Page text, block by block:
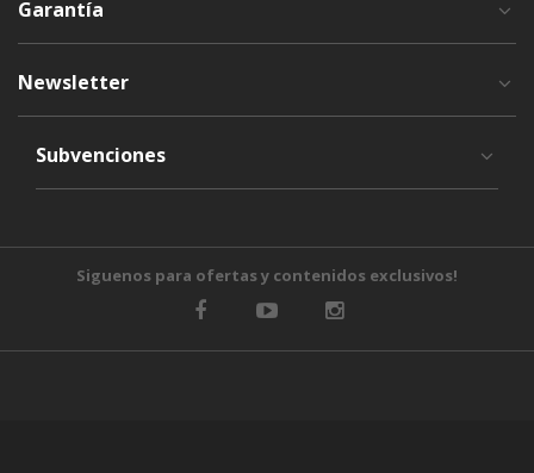
Garantía
Newsletter
Subvenciones
Siguenos para ofertas y contenidos exclusivos!